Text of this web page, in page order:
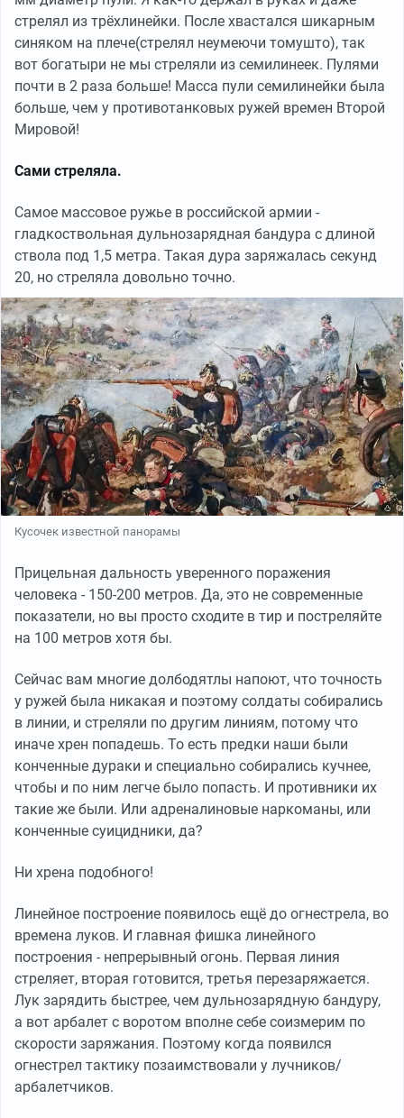
стрелял из трёхлинейки. После хвастался шикарным
синяком на плече(стрелял неумеючи томушто), так
вот богатыри не мы стреляли из семилинеек. Пулями
почти в 2 раза больше! Масса пули семилинейки была
больше, чем у противотанковых ружей времен Второй
Мировой!
Сами стреляла.
Самое массовое ружье в российской армии -
гладкоствольная дульнозарядная бандура с длиной
ствола под 1,5 метра. Такая дура заряжалась секунд
20, но стреляла довольно точно.
Кусочек известной панорамы
Прицельная дальность уверенного поражения
человека - 150-200 метров. Да, это не современные
показатели, но вы просто сходите в тир и постреляйте
на 100 метров хотя бы.
Сейчас вам многие долбодятлы напоют, что точность
у ружей была никакая и поэтому солдаты собирались
в линии, и стреляли по другим линиям, потому что
иначе хрен попадешь. То есть предки наши были
конченные дураки и специально собирались кучнее,
чтобы и по ним легче было попасть. И противники их
такие же были. Или адреналиновые наркоманы, или
конченные суицидники, да?
Ни хрена подобного!
Линейное построение появилось ещё до огнестрела, во
времена луков. И главная фишка линейного
построения - непрерывный огонь. Первая линия
стреляет, вторая готовится, третья перезаряжается.
Лук зарядить быстрее, чем дульнозарядную бандуру,
а вот арбалет с воротом вполне себе соизмерим по
скорости заряжания. Поэтому когда появился
огнестрел тактику позаимствовали у лучников/
арбалетчиков.